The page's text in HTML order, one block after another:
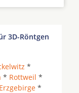
3D-Röntgen
*
* Rottweil *
*